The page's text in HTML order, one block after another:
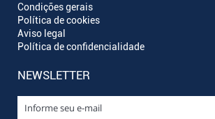
Condições gerais
Política de cookies
Aviso legal
Política de confidencialidade
NEWSLETTER